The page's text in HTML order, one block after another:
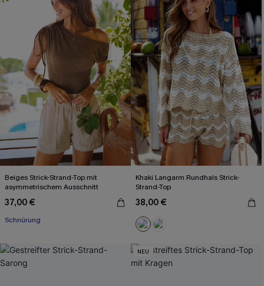
Beiges Strick-Strand-Top mit
asymmetrischem Ausschnitt
37,00 €
Schnürung
Khaki Langarm Rundhals Strick-
Strand-Top
38,00 €
NEU